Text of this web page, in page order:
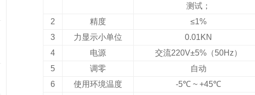
测试；
2
精度
≤1%
3
力显示小单位
0.01KN
4
电源
交流220V±5%（50Hz）
5
调零
自动
6
使用环境温度 -5℃ ~ +45℃